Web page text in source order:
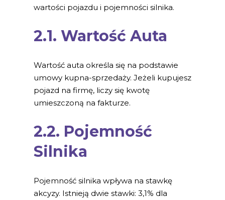
wartości pojazdu i pojemności silnika.
2.1. Wartość Auta
Wartość auta określa się na podstawie
umowy kupna-sprzedaży. Jeżeli kupujesz
pojazd na firmę, liczy się kwotę
umieszczoną na fakturze.
2.2. Pojemność
Silnika
Pojemność silnika wpływa na stawkę
akcyzy. Istnieją dwie stawki: 3,1% dla